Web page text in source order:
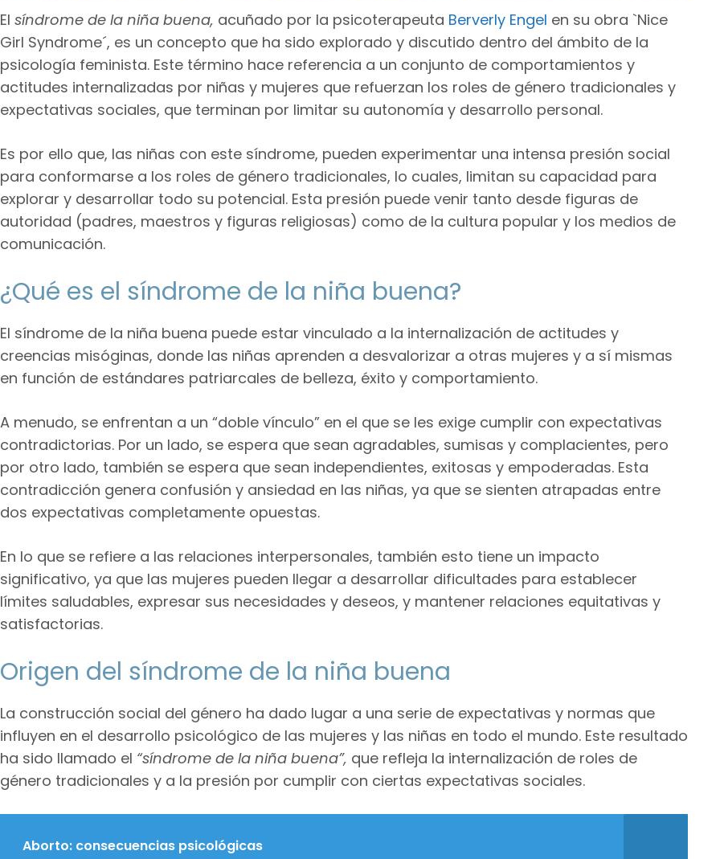
El síndrome de la niña buena, acuñado por la psicoterapeuta Berverly Engel en su obra `Nice
Girl Syndrome´, es un concepto que ha sido explorado y discutido dentro del ámbito de la
psicología feminista. Este término hace referencia a un conjunto de comportamientos y
actitudes internalizadas por niñas y mujeres que refuerzan los roles de género tradicionales y
expectativas sociales, que terminan por limitar su autonomía y desarrollo personal.
Es por ello que, las niñas con este síndrome, pueden experimentar una intensa presión social
para conformarse a los roles de género tradicionales, lo cuales, limitan su capacidad para
explorar y desarrollar todo su potencial. Esta presión puede venir tanto desde figuras de
autoridad (padres, maestros y figuras religiosas) como de la cultura popular y los medios de
comunicación.
¿Qué es el síndrome de la niña buena?
El síndrome de la niña buena puede estar vinculado a la internalización de actitudes y
creencias misóginas, donde las niñas aprenden a desvalorizar a otras mujeres y a sí mismas
en función de estándares patriarcales de belleza, éxito y comportamiento.
A menudo, se enfrentan a un “doble vínculo” en el que se les exige cumplir con expectativas
contradictorias. Por un lado, se espera que sean agradables, sumisas y complacientes, pero
por otro lado, también se espera que sean independientes, exitosas y empoderadas. Esta
contradicción genera confusión y ansiedad en las niñas, ya que se sienten atrapadas entre
dos expectativas completamente opuestas.
En lo que se refiere a las relaciones interpersonales, también esto tiene un impacto
significativo, ya que las mujeres pueden llegar a desarrollar dificultades para establecer
límites saludables, expresar sus necesidades y deseos, y mantener relaciones equitativas y
satisfactorias.
Origen del síndrome de la niña buena
La construcción social del género ha dado lugar a una serie de expectativas y normas que
influyen en el desarrollo psicológico de las mujeres y las niñas en todo el mundo. Este resultado
ha sido llamado el “síndrome de la niña buena”, que refleja la internalización de roles de
género tradicionales y a la presión por cumplir con ciertas expectativas sociales.
Aborto: consecuencias psicológicas